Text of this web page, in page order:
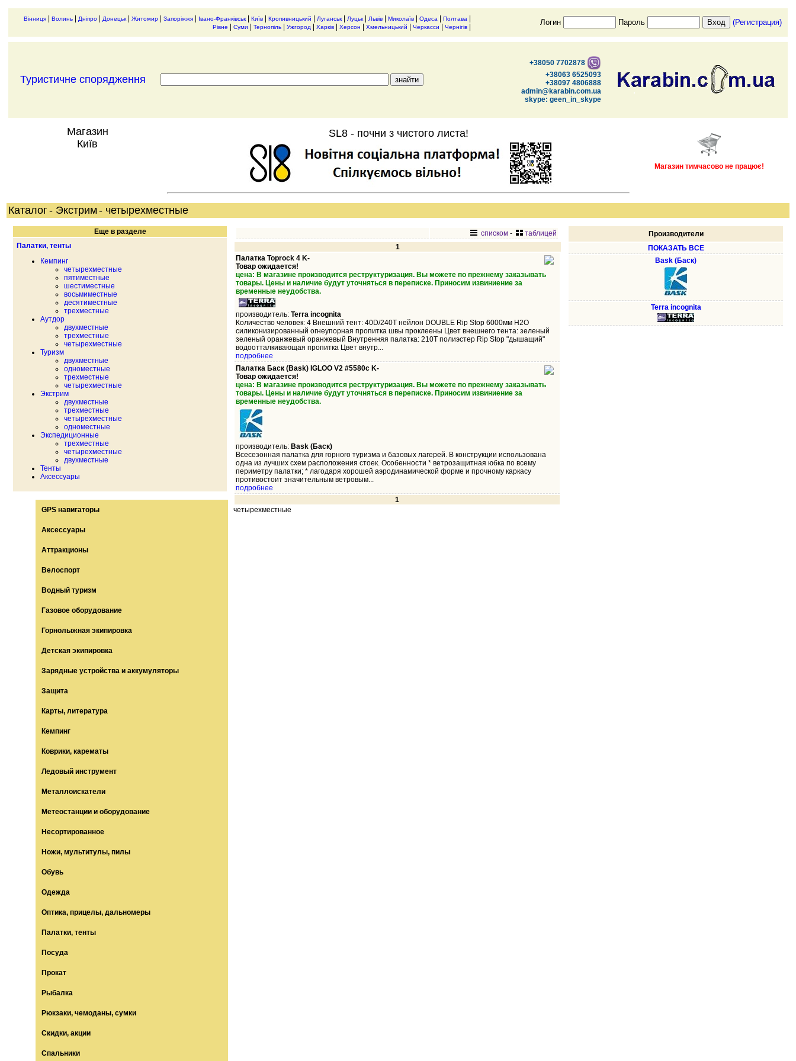
Вінниця Волинь Дніпро Донецьк| Житомир Запоріжжя Івано-Франківськ| Київ Кропивницький Луганськ| Луцьк| Львів Миколаїв Одеса Полтава
Рівне Суми Тернопіль Ужгород Харків Херсон Хмельницький Черкасси Чернігів
Логин Пароль (Регистрация)
Туристичне спорядження
+38050 7702878
+38063 6525093
+38097 4806888
admin@karabin.com.ua
skype: geen_in_skype
Магазин
Київ
SL8 - почни з чистого листа!
Магазин тимчасово не працює!
Каталог - Экстрим- четырехместные
Еще в разделе
Палатки, тенты
Кемпинг
четырехместные
пятиместные
шестиместные
восьмиместные
десятиместные
трехместные
Аутдор
двухместные
трехместные
четырехместные
Туризм
двухместные
одноместные
трехместные
четырехместные
Экстрим
двухместные
трехместные
четырехместные
одноместные
Экспедиционные
трехместные
четырехместные
двухместные
Тенты
Аксессуары
GPS навигаторы
Аксессуары
Аттракционы
Велоспорт
Водный туризм
Газовое оборудование
Горнолыжная экипировка
Детская экипировка
Зарядные устройства и аккумуляторы
Защита
Карты, литература
Кемпинг
Коврики, карематы
Ледовый инструмент
Металлоискатели
Метеостанции и оборудование
Несортированное
Ножи, мультитулы, пилы
Обувь
Одежда
Оптика, прицелы, дальномеры
Палатки, тенты
Посуда
Прокат
Рыбалка
Рюкзаки, чемоданы, сумки
Скидки, акции
Спальники
списком -
таблицей
1
Палатка Toprock 4 K-
Товар ожидается!
цена: В магазине производится реструктуризация. Вы можете по прежнему заказывать
товары. Цены и наличие будут уточняться в переписке. Приносим извиниение за
временные неудобства.
производитель: Terra incognita
Количество человек: 4 Внешний тент: 40D/240Т нейлон DOUBLE Rip Stop 6000мм H2O
силиконизированный огнеупорная пропитка швы проклеены Цвет внешнего тента: зеленый
зеленый оранжевый оранжевый Внутренняя палатка: 210T полиэстер Rip Stop "дышащий"
водоотталкивающая пропитка Цвет внутр...
подробнее
Палатка Баск (Bask) IGLOO V2 #5580c K-
Товар ожидается!
цена: В магазине производится реструктуризация. Вы можете по прежнему заказывать
товары. Цены и наличие будут уточняться в переписке. Приносим извиниение за
временные неудобства.
производитель: Bask (Баск)
Всесезонная палатка для горного туризма и базовых лагерей. В конструкции использована
одна из лучших схем расположения стоек. Особенности * ветрозащитная юбка по всему
периметру палатки; * лагодаря хорошей аэродинамической форме и прочному каркасу
противостоит значительным ветровым...
подробнее
1
четырехместные
Производители
ПОКАЗАТЬ ВСЕ
Bask (Баск)
Terra incognita